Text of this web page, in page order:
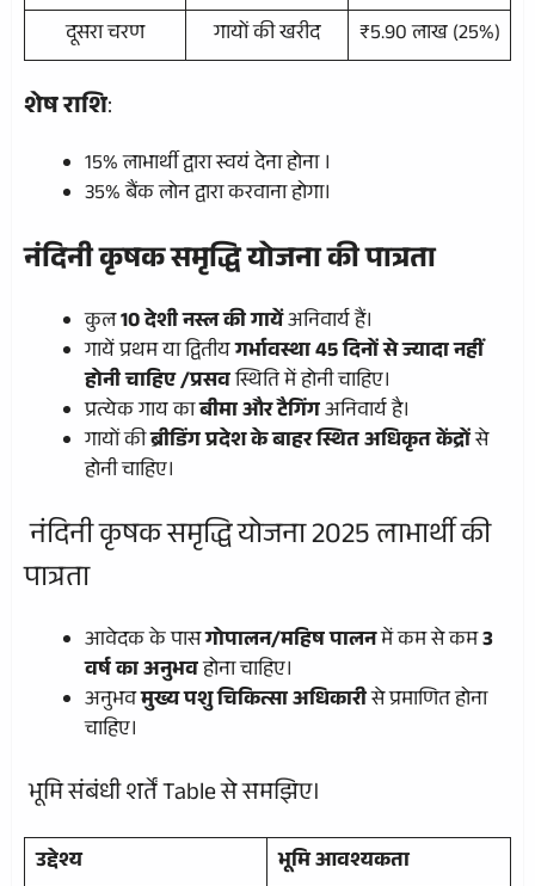
दूसरा चरण
गायों की खरीद ₹5.90 लाख (25%)
शेष राशि:
15% लाभार्थी द्वारा स्वयं देना होना ।
35% बैंक लोन द्वारा करवाना होगा।
नंदिनी कृषक समृद्धि योजना की पात्रता
कुल10 देशी नस्ल की गायेंअनिवार्य हैं।
गायें प्रथम या द्वितीयगर्भावस्था 45 दिनों से ज्यादा नहीं
होनी चाहिए /प्रसवस्थिति में होनी चाहिए।
प्रत्येक गाय काबीमा और टैगिंगअनिवार्य है।
गायों कीब्रीडिंग प्रदेश के बाहर स्थित अधिकृत केंद्रोंसे
होनी चाहिए।
नंदिनी कृषक समृद्धि योजना 2025 लाभार्थी की
पात्रता
आवेदक के पासगोपालन/महिष पालनमें कम से कम3
वर्ष का अनुभवहोना चाहिए।
अनुभवमुख्य पशु चिकित्सा अधिकारीसे प्रमाणित होना
चाहिए।
भूमि संबंधी शर्तें Table से समझिए।
उद्देश्य
भूमि आवश्यकता